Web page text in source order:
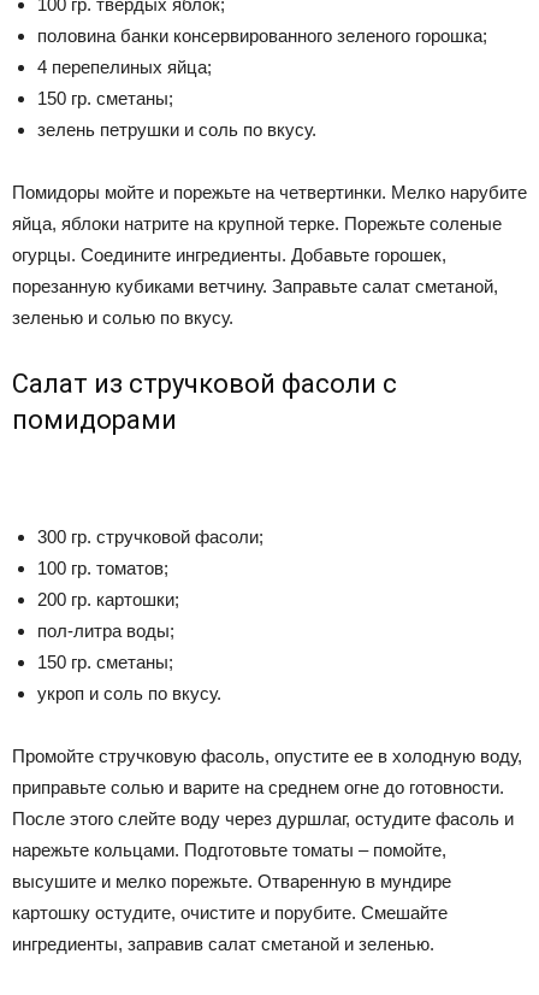
100 гр. твердых яблок;
половина банки консервированного зеленого горошка;
4 перепелиных яйца;
150 гр. сметаны;
зелень петрушки и соль по вкусу.
Помидоры мойте и порежьте на четвертинки. Мелко нарубите
яйца, яблоки натрите на крупной терке. Порежьте соленые
огурцы. Соедините ингредиенты. Добавьте горошек,
порезанную кубиками ветчину. Заправьте салат сметаной,
зеленью и солью по вкусу.
Салат из стручковой фасоли с
помидорами
300 гр. стручковой фасоли;
100 гр. томатов;
200 гр. картошки;
пол-литра воды;
150 гр. сметаны;
укроп и соль по вкусу.
Промойте стручковую фасоль, опустите ее в холодную воду,
приправьте солью и варите на среднем огне до готовности.
После этого слейте воду через дуршлаг, остудите фасоль и
нарежьте кольцами. Подготовьте томаты – помойте,
высушите и мелко порежьте. Отваренную в мундире
картошку остудите, очистите и порубите. Смешайте
ингредиенты, заправив салат сметаной и зеленью.